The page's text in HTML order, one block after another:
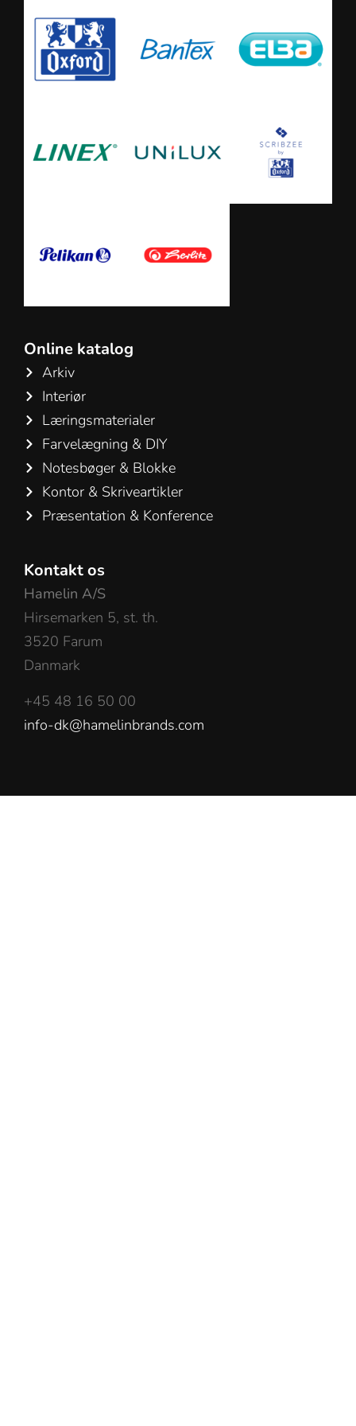
Online katalog
Arkiv
Interiør
Læringsmaterialer
Farvelægning & DIY
Notesbøger & Blokke
Kontor & Skriveartikler
Præsentation & Konference
Kontakt os
Hamelin A/S
Hirsemarken 5, st. th.
3520 Farum
Danmark
+45 48 16 50 00
info-dk@hamelinbrands.com